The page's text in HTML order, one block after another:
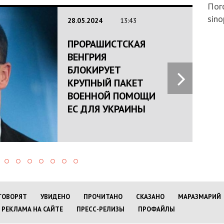
28.05.2024 13:43
ПРОРАШИСТСКАЯ
ВЕНГРИЯ
БЛОКИРУЕТ
КРУПНЫЙ ПАКЕТ
ВОЕННОЙ ПОМОЩИ
ЕС ДЛЯ УКРАИНЫ
УВИДЕНО ПРОЧИТАНО СКАЗАНО МАРАЗМАРИЙ
РЕКЛАМА НА САЙТЕ
ПРЕСС-РЕЛИЗЫ ПРОФАЙЛЫ